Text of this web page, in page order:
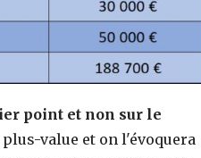
point et non sur le
value et on l'évoquera